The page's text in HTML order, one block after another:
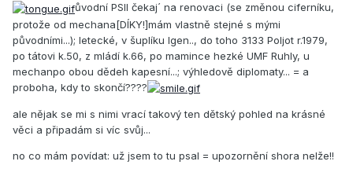
ůvodní PSII čekaj´ na renovaci (se změnou ciferníku,
protože od mechana[DÍKY!]mám vlastně stejné s mými
původními...); letecké, v šuplíku Igen.., do toho 3133 Poljot r.1979,
po tátovi k.50, z mládí k.66, po mamince hezké UMF Ruhly, u
mechanpo obou dědeh kapesní...; výhledově diplomaty... = a
proboha, kdy to skončí????
ale nějak se mi s nimi vrací takový ten dětský pohled na krásné
věci a připadám si víc svůj...
no co mám povídat: už jsem to tu psal = upozornění shora nelže!!